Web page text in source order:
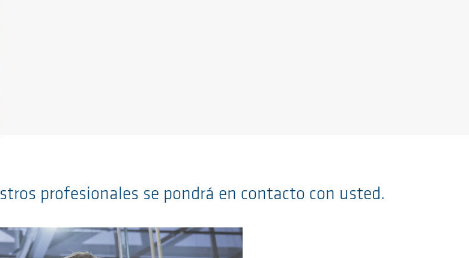
profesionales se pondrá en contacto con usted.